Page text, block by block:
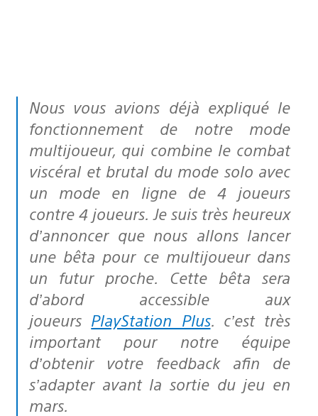
Nous vous avions déjà expliqué le
fonctionnement de notre mode
multijoueur, qui combine le combat
viscéral et brutal du mode solo avec
un mode en ligne de 4 joueurs
contre 4 joueurs. Je suis très heureux
d’annoncer que nous allons lancer
une bêta pour ce multijoueur dans
un futur proche. Cette bêta sera
d’abord accessible aux
joueurs PlayStation Plus. c’est très
important pour notre équipe
d’obtenir votre feedback afin de
s’adapter avant la sortie du jeu en
mars.